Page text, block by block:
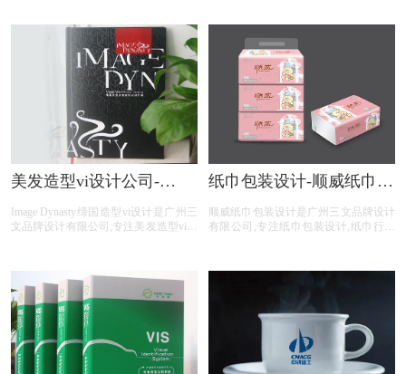
计前期提供画册整体策划,照片拍摄,文
案撰写,画册印刷等酒类画册设计服
设计,港式茶餐厅公司电商菜谱设计,提
供专业菜谱设计,中餐菜谱设计,西餐菜
谱设计,自助餐菜谱设计,火锅菜谱设计
等港式茶餐厅菜谱设计服务。
美发造型vi设计公司-
手册
Image Dynasty缔国造型vi设计是广州三
文品牌设计有限公司,专注美发造型vi设
商vi设计,提供专业vi设计,集团vi设计,品
牌vi设计,品牌vis设计,精美vis设计等美
发造型vi设计服务。
纸巾包装设计-顺威纸巾包
顺威纸巾包装设计是广州三文品牌设计
有限公司,专注纸巾包装设计,纸巾行业
前期提供品牌整体策划,logo设计,商标